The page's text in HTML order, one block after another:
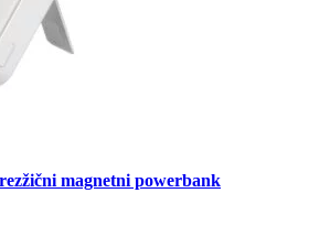
magnetni powerbank